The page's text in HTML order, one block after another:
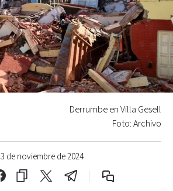
3 de noviembre de 2024
Derrumbe en Villa Gesell
Foto: Archivo